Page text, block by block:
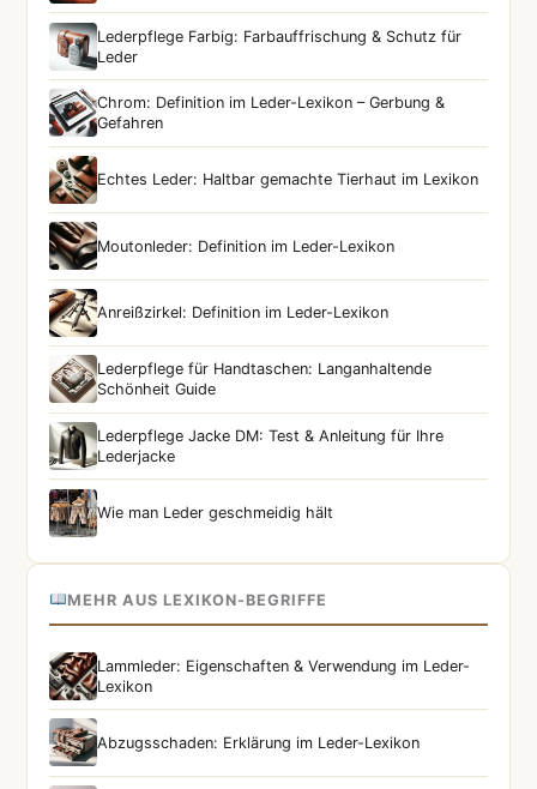
Lederpflege Farbig: Farbauffrischung & Schutz für
Leder
Chrom: Definition im Leder-Lexikon – Gerbung &
Gefahren
Echtes Leder: Haltbar gemachte Tierhaut im Lexikon
Moutonleder: Definition im Leder-Lexikon
Anreißzirkel: Definition im Leder-Lexikon
Lederpflege für Handtaschen: Langanhaltende
Schönheit Guide
Lederpflege Jacke DM: Test & Anleitung für Ihre
Lederjacke
Wie man Leder geschmeidig hält
MEHR AUS LEXIKON-BEGRIFFE
Lammleder: Eigenschaften & Verwendung im Leder-
Lexikon
Abzugsschaden: Erklärung im Leder-Lexikon